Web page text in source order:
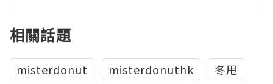
相關話題
misterdonut misterdonuthk
冬甩